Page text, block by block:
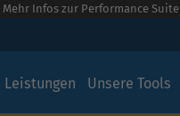
Mehr Infos zur Performance Suite
Leistungen Unsere Tools